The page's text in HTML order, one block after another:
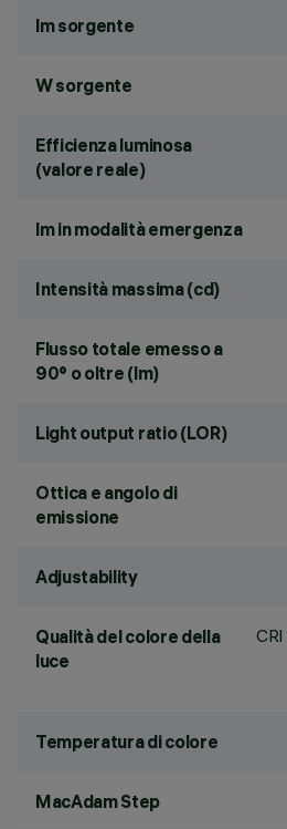
lm sorgente
W sorgente
Efficienza luminosa
(valore reale)
lm in modalità emergenza
Intensità massima (cd)
Flusso totale emesso a
90° o oltre (lm)
Light output ratio (LOR)
Ottica e angolo di
emissione
Adjustability
Qualità del colore della
luce
CRI
Temperatura di colore
MacAdam Step